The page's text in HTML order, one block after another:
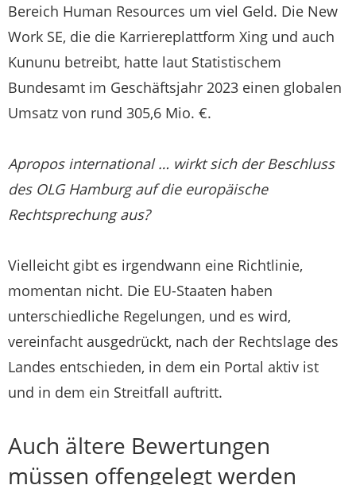
Bereich Human Resources um viel Geld. Die New
Work SE, die die Karriereplattform Xing und auch
Kununu betreibt, hatte laut Statistischem
Bundesamt im Geschäftsjahr 2023 einen globalen
Umsatz von rund 305,6 Mio. €.
Apropos international … wirkt sich der Beschluss
des OLG Hamburg auf die europäische
Rechtsprechung aus?
Vielleicht gibt es irgendwann eine Richtlinie,
momentan nicht. Die EU-Staaten haben
unterschiedliche Regelungen, und es wird,
vereinfacht ausgedrückt, nach der Rechtslage des
Landes entschieden, in dem ein Portal aktiv ist
und in dem ein Streitfall auftritt.
Auch ältere Bewertungen
müssen offengelegt werden